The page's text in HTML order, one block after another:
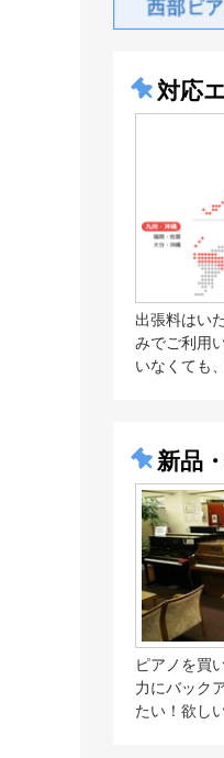
対応
出張料はい
みでご利用
いなくても
新品
ピアノを買
力にバック
たい！欲し